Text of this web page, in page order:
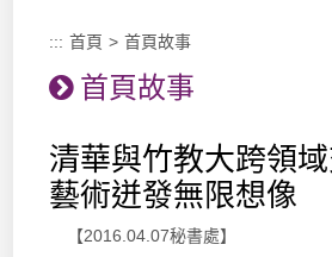
::: 首頁 >首頁故事
首頁故事
清華與竹教大跨領
藝術迸發無限想像
【2016.04.07秘書處】